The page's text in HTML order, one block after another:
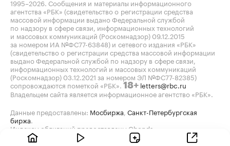
1995–2026 . Сообщения и материалы информационного
агентства «РБК» (свидетельство о регистрации средства
массовой информации выдано Федеральной службой
по надзору в сфере связи, информационных технологий
и массовых коммуникаций (Роскомнадзор) 09.12.2015
за номером ИА №ФС77-63848) и сетевого издания «РБК»
(свидетельство о регистрации средства массовой информации
выдано Федеральной службой по надзору в сфере связи,
информационных технологий и массовых коммуникаций
(Роскомнадзор) 03.12.2021 за номером ЭЛ №ФС77-82385)
сопровождаются пометкой «РБК». 18+ letters@rbc.ru
Владельцем сайта является информационное агентство «РБК».
Данные предоставлены: Мосбиржа Санкт-Петербургская
биржа
Индексы облигаций предоставлены Cbonds.